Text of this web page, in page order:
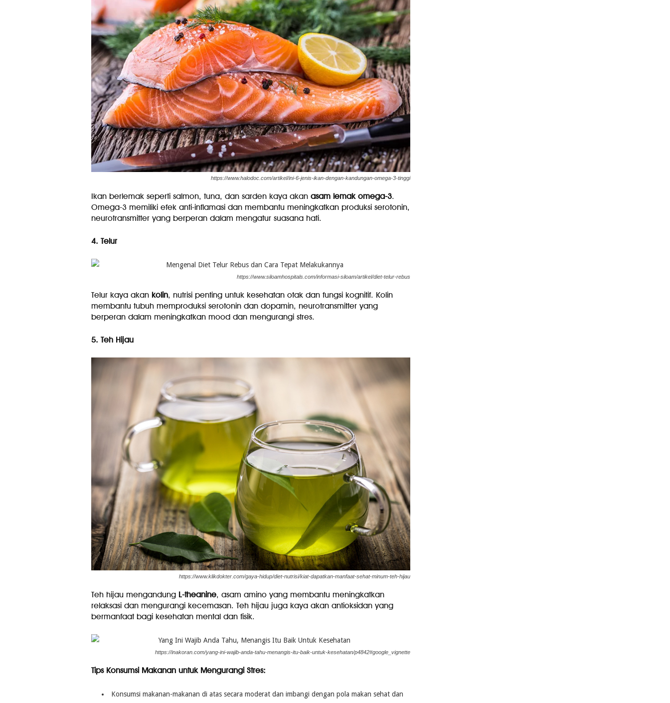
https://www.halodoc.com/artikel/ini-6-jenis-ikan-dengan-kandungan-omega-3-tinggi
Ikan berlemak seperti salmon, tuna, dan sarden kaya akan asam lemak omega-3.
Omega-3 memiliki efek anti-inflamasi dan membantu meningkatkan produksi serotonin,
neurotransmitter yang berperan dalam mengatur suasana hati.
4. Telur
https://www.siloamhospitals.com/informasi-siloam/artikel/diet-telur-rebus
Telur kaya akan kolin, nutrisi penting untuk kesehatan otak dan fungsi kognitif. Kolin
membantu tubuh memproduksi serotonin dan dopamin, neurotransmitter yang
berperan dalam meningkatkan mood dan mengurangi stres.
5. Teh Hijau
https://www.klikdokter.com/gaya-hidup/diet-nutrisi/kiat-dapatkan-manfaat-sehat-minum-teh-hijau
Teh hijau mengandung L-theanine, asam amino yang membantu meningkatkan
relaksasi dan mengurangi kecemasan. Teh hijau juga kaya akan antioksidan yang
bermanfaat bagi kesehatan mental dan fisik.
https://inakoran.com/yang-ini-wajib-anda-tahu-menangis-itu-baik-untuk-kesehatan/p4842#google_vignette
Tips Konsumsi Makanan untuk Mengurangi Stres:
Konsumsi makanan-makanan di atas secara moderat dan imbangi dengan pola makan sehat dan